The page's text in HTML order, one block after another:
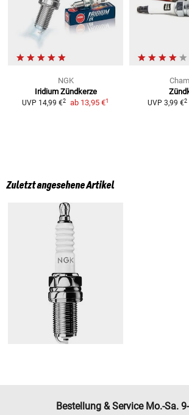
NGK
Iridium Zündkerze
UVP 14,99 €2 ab 13,95 €1 UVP 3,99 €2
Zuletzt angesehene Artikel
Bestellung & Service Mo.-Sa.